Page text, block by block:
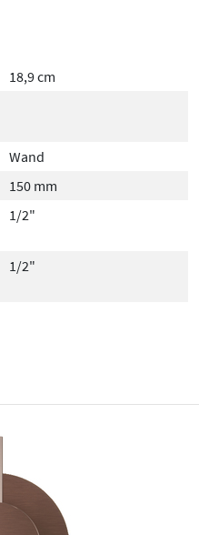
18,9 cm
Wand
150 mm
1/2"
1/2"